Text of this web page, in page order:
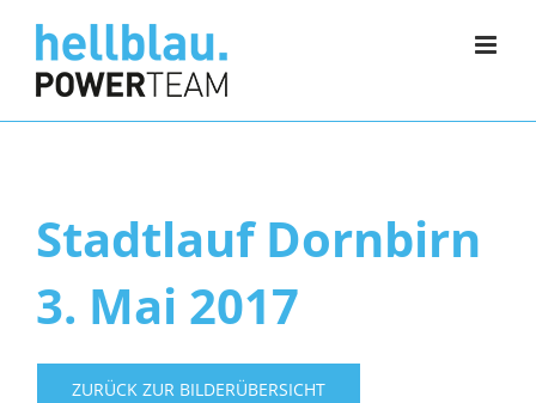
Inhalt
springen
Stadtlauf Dornbirn
3. Mai 2017
ZURÜCK ZUR BILDERÜBERSICHT